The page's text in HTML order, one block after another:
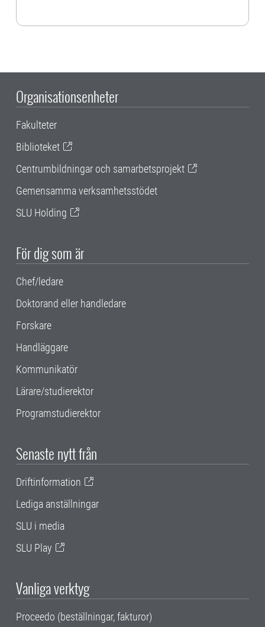
Organisationsenheter
Fakulteter
Biblioteket
Centrumbildningar och samarbetsprojekt
Gemensamma verksamhetsstödet
SLU Holding
För dig som är
Chef/ledare
Doktorand eller handledare
Forskare
Handläggare
Kommunikatör
Lärare/studierektor
Programstudierektor
Senaste nytt från
Driftinformation
Lediga anställningar
SLU i media
SLU Play
Vanliga verktyg
Proceedo (beställningar, fakturor)